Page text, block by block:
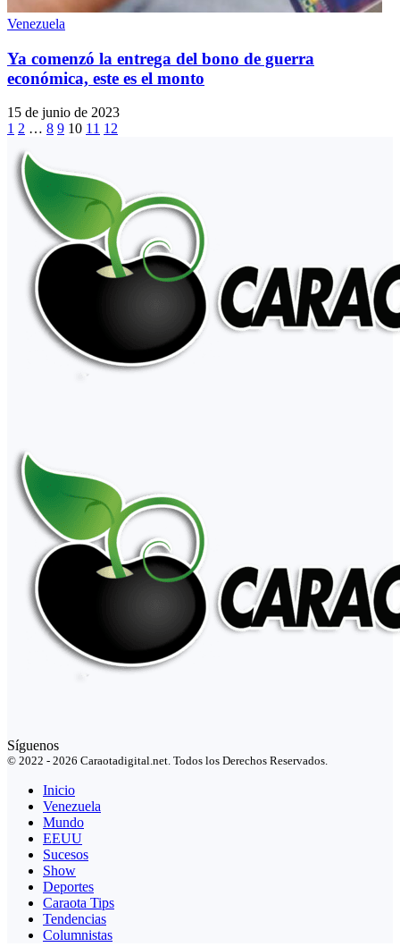
Venezuela
Ya comenzó la entrega del bono de guerra
económica, este es el monto
15 de junio de 2023
1 2 … 8 9 10 11 12
Síguenos
© 2022 - 2026 Caraotadigital.net. Todos los Derechos Reservados.
Inicio
Venezuela
Mundo
EEUU
Sucesos
Show
Deportes
Caraota Tips
Tendencias
Columnistas